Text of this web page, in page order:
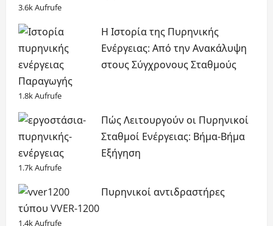
3.6k Aufrufe
Η Ιστορία της Πυρηνικής
Ενέργειας: Από την Ανακάλυψη
στους Σύγχρονους Σταθμούς
Παραγωγής
1.8k Aufrufe
Πώς Λειτουργούν οι Πυρηνικοί
Σταθμοί Ενέργειας: Βήμα-Βήμα
Εξήγηση
1.7k Aufrufe
Πυρηνικοί αντιδραστήρες
τύπου VVER-1200
1.4k Aufrufe